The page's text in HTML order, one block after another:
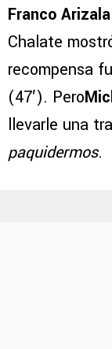
Franco Arizala
Chalate
recompensa
(47′). Pero
llevarle una
paquidermos.